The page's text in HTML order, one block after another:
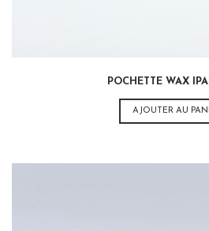
POCHETTE WAX
AJOUTER AU